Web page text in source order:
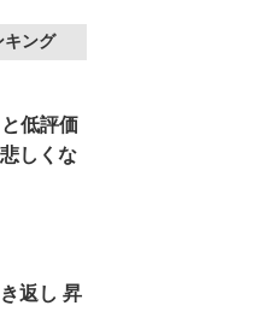
キング
低評価
しくな
返し 昇